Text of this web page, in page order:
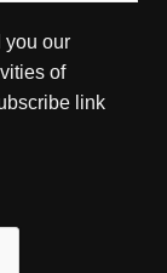
you our
of
link